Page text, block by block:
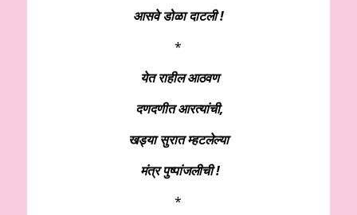
आसवे डोळा दाटली !
*
येत राहील आठवण
दणदणीत आरत्यांची,
खड्या सुरात म्हटलेल्या
मंत्र पुष्पांजलीची !
*